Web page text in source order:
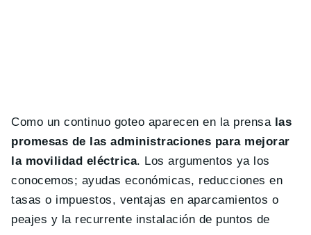
Como un continuo goteo aparecen en la prensa las
promesas de las administraciones para mejorar
la movilidad eléctrica. Los argumentos ya los
conocemos; ayudas económicas, reducciones en
tasas o impuestos, ventajas en aparcamientos o
peajes y la recurrente instalación de puntos de